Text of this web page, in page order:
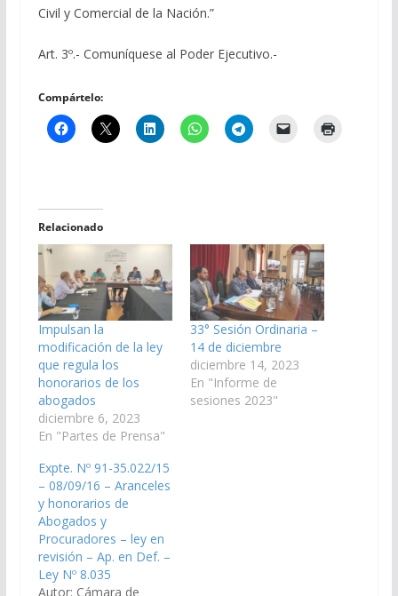
Civil y Comercial de la Nación.”
Art. 3º.- Comuníquese al Poder Ejecutivo.-
Compártelo:
Relacionado
Impulsan la
modificación de la ley
que regula los
honorarios de los
abogados
diciembre 6, 2023
En "Partes de Prensa"
33° Sesión Ordinaria –
14 de diciembre
diciembre 14, 2023
En "Informe de
sesiones 2023"
Expte. Nº 91-35.022/15
– 08/09/16 – Aranceles
y honorarios de
Abogados y
Procuradores – ley en
revisión – Ap. en Def. –
Ley Nº 8.035
Autor: Cámara de